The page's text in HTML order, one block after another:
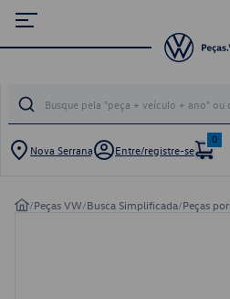
Nova Serrana Entre/registre-se
0
/Peças VW/Busca Simplificada/Peças